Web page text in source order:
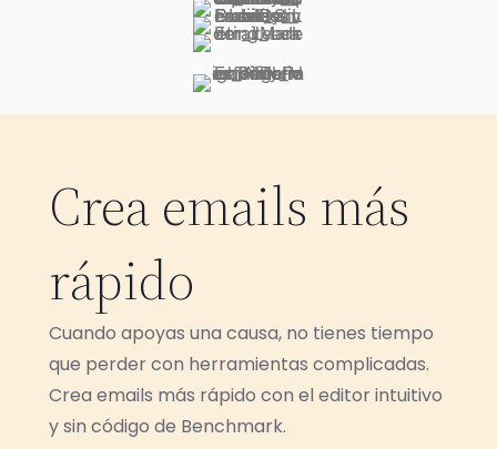
Crea emails más
rápido
Cuando apoyas una causa, no tienes tiempo
que perder con herramientas complicadas.
Crea emails más rápido con el editor intuitivo
y sin código de Benchmark.